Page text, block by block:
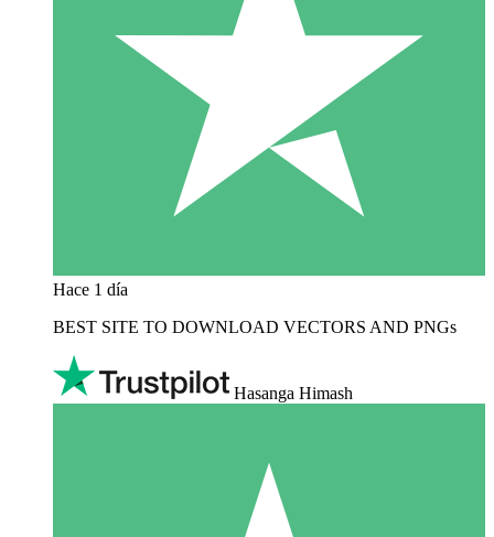
Hace 1 día
BEST SITE TO DOWNLOAD VECTORS AND PNGs
Hasanga Himash